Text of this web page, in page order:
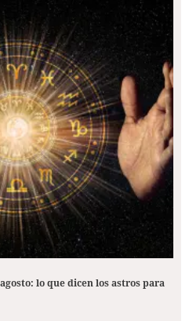
lo que dicen los astros para